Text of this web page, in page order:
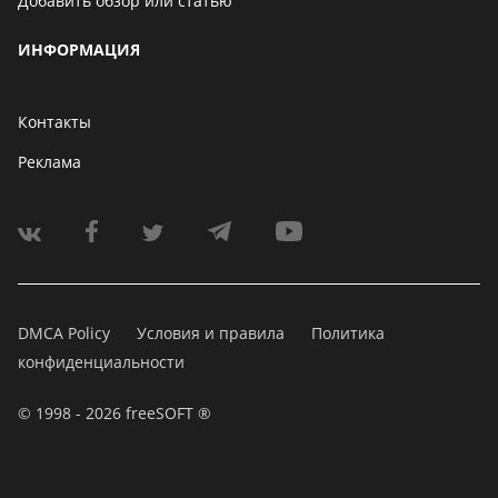
ИНФОРМАЦИЯ
Контакты
Реклама
DMCA Policy Условия и правила
Политика
конфиденциальности
© 1998 - 2026 freeSOFT ®